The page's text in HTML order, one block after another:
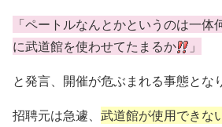
「ペートルなんとかというのは一体
に武道館を使わせてたまるか
」
と発言、 開催が危ぶまれる事態とな
招聘元は急遽、 武道館が使用できな